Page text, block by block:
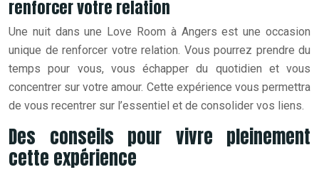
renforcer votre relation
Une nuit dans une Love Room à Angers est une occasion
unique de renforcer votre relation. Vous pourrez prendre du
temps pour vous, vous échapper du quotidien et vous
concentrer sur votre amour. Cette expérience vous permettra
de vous recentrer sur l’essentiel et de consolider vos liens.
Des conseils pour vivre pleinement
cette expérience